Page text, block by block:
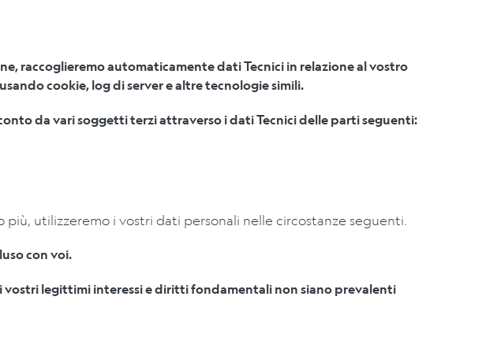
raccoglieremo automaticamente dati Tecnici in relazione al vostro
cookie, log di server e altre tecnologie simili.
da vari soggetti terziattraverso i dati Tecnici delle parti seguenti:
utilizzeremo i vostri dati personali nelle circostanze seguenti.
con voi.
vostri legittimi interessi e diritti fondamentali non siano prevalenti